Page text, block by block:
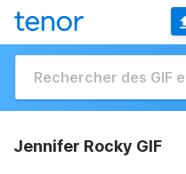
Jennifer Rocky GIF